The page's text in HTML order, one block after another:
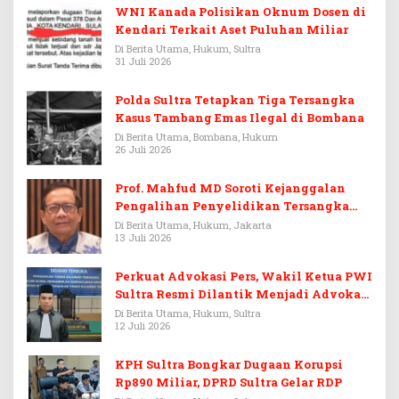
WNI Kanada Polisikan Oknum Dosen di
Kendari Terkait Aset Puluhan Miliar
Di Berita Utama, Hukum, Sultra
31 Juli 2026
Polda Sultra Tetapkan Tiga Tersangka
Kasus Tambang Emas Ilegal di Bombana
Di Berita Utama, Bombana, Hukum
26 Juli 2026
Prof. Mahfud MD Soroti Kejanggalan
Pengalihan Penyelidikan Tersangka
Febrie Adriansyah
Di Berita Utama, Hukum, Jakarta
13 Juli 2026
Perkuat Advokasi Pers, Wakil Ketua PWI
Sultra Resmi Dilantik Menjadi Advokat
PERADI
Di Berita Utama, Hukum, Sultra
12 Juli 2026
KPH Sultra Bongkar Dugaan Korupsi
Rp890 Miliar, DPRD Sultra Gelar RDP